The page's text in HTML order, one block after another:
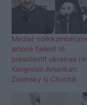
Mediat ndërkombëtare
jehonë fjalimit të
presidentit ukrainas në
Kongresin Amerikan:
Zelensky si Chuchill